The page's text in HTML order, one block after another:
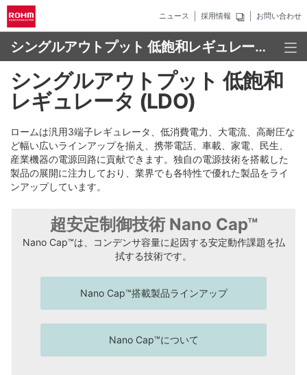
ニュース 採用情報 お問い合わせ
シングルアウトプット 低飽和レギュレータ (LDO)
シングルアウトプット 低飽和
レギュレータ (LDO)
ロームは汎用3端子レギュレータ、低消費電力、大電流、高耐圧な
ど幅い広いラインアップを揃え、携帯電話、車載、家電、民生、
産業機器の電源回路に貢献できます。独自の電源技術を搭載した
製品の展開に注力しており、業界でも各特性で優れた製品をライ
ンアップしています。
超安定制御技術 Nano Cap™
Nano Cap™は、コンデンサ容量に起因する安定動作課題を払
拭する技術です。
Nano Cap™搭載製品ラインアップ
Nano Cap™について